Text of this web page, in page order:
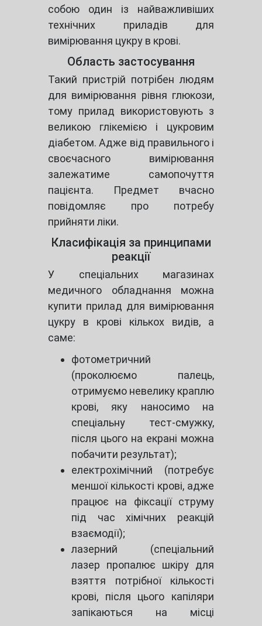
собою один із найважливіших
технічних приладів для
вимірювання цукру в крові.
Область застосування
Такий пристрій потрібен людям
для вимірювання рівня глюкози,
тому прилад використовують з
великою глікемією і цукровим
діабетом. Адже від правильного і
своєчасного вимірювання
залежатиме самопочуття
пацієнта. Предмет вчасно
повідомляє про потребу
прийняти ліки.
Класифікація за принципами
реакції
У спеціальних магазинах
медичного обладнання можна
купити прилад для вимірювання
цукру в крові кількох видів, а
саме:
фотометричний
(проколюємо палець,
отримуємо невелику краплю
крові, яку наносимо на
спеціальну тест-смужку,
після цього на екрані можна
побачити результат);
електрохімічний (потребує
меншої кількості крові, адже
працює на фіксації струму
під час хімічних реакцій
взаємодії);
лазерний (спеціальний
лазер пропалює шкіру для
взяття потрібної кількості
крові, після цього капіляри
запікаються на місці